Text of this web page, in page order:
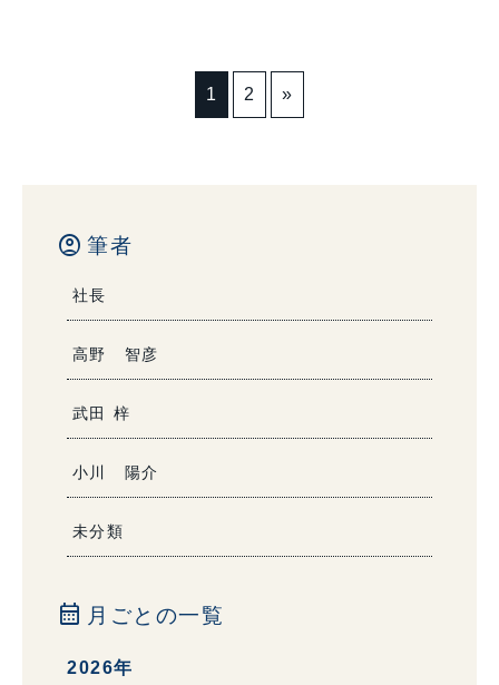
1 2 »
account_circle 筆者
社長
高野 智彦
武田 梓
小川 陽介
未分類
calendar_month 月ごとの一覧
2026年